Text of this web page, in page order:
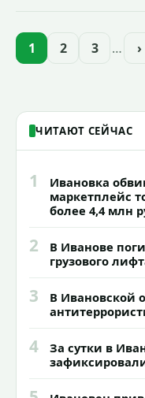
1 2 3 … ›
ЧИТАЮТ СЕЙЧАС
1
Ивановка
маркетплейс
более 4,4 млн
2
В Иванове
грузового
3
В Ивановской
4
За сутки в